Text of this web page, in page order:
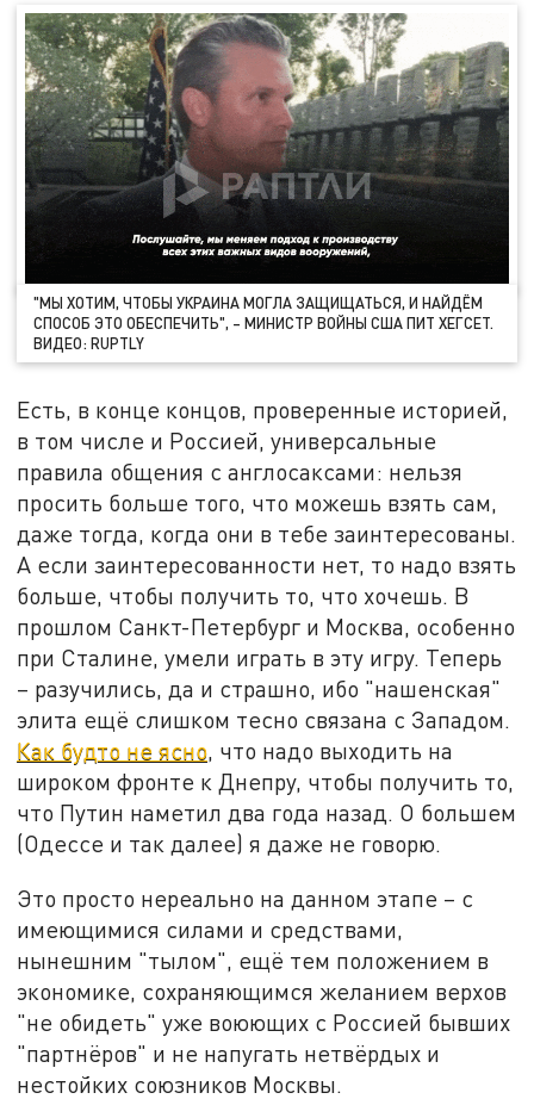
"МЫ ХОТИМ, ЧТОБЫ УКРАИНА МОГЛА ЗАЩИЩАТЬСЯ, И НАЙДЁМ
СПОСОБ ЭТО ОБЕСПЕЧИТЬ", – МИНИСТР ВОЙНЫ США ПИТ ХЕГСЕТ.
ВИДЕО: RUPTLY
Есть, в конце концов, проверенные историей,
в том числе и Россией, универсальные
правила общения с англосаксами: нельзя
просить больше того, что можешь взять сам,
даже тогда, когда они в тебе заинтересованы.
А если заинтересованности нет, то надо взять
больше, чтобы получить то, что хочешь. В
прошлом Санкт-Петербург и Москва, особенно
при Сталине, умели играть в эту игру. Теперь
– разучились, да и страшно, ибо "нашенская"
элита ещё слишком тесно связана с Западом.
Как будто не ясно, что надо выходить на
широком фронте к Днепру, чтобы получить то,
что Путин наметил два года назад. О большем
(Одессе и так далее) я даже не говорю.
Это просто нереально на данном этапе – с
имеющимися силами и средствами,
нынешним "тылом", ещё тем положением в
экономике, сохраняющимся желанием верхов
"не обидеть" уже воюющих с Россией бывших
"партнёров" и не напугать нетвёрдых и
нестойких союзников Москвы.